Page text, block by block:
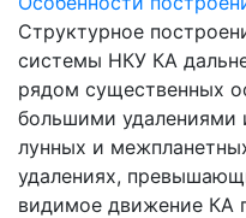
Структурное
системы НКУ КА
рядом существенных
большими удалениями
лунных и
удалениях,
видимое движение КА